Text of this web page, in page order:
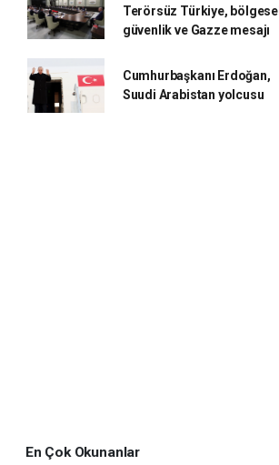
Terörsüz Türkiye, bölgesel
güvenlik ve Gazze mesajı
Cumhurbaşkanı Erdoğan,
Suudi Arabistan yolcusu
En Çok Okunanlar